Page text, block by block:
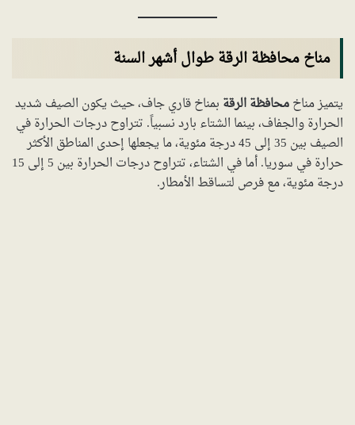
مناخ محافظة الرقة طوال أشهر السنة
يتميز مناخمحافظة الرقة بمناخ قاري جاف، حيث يكون الصيف شديد
الحرارة والجفاف، بينما الشتاء بارد نسبياً. تتراوح درجات الحرارة في
الصيف بين 35 إلى 45 درجة مئوية، ما يجعلها إحدى المناطق الأكثر
حرارة في سوريا. أما في الشتاء، تتراوح درجات الحرارة بين 5 إلى 15
درجة مئوية، مع فرص لتساقط الأمطار.